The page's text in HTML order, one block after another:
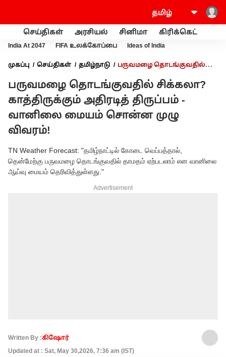
செய்திகள் அரசியல் சினிமா கிரிக்கெட்
India At 2047 FIFA உலக்கோப்பை Ideas of India
முகப்பு செய்திகள் தமிழ்நாடு
பருவமழை தொடங்குவதில்
சொன்ன முழு விவரம்!
பருவமழை தொடங்குவதில் சிக்கலா?
காத்திருக்கும் அதிரடித் திருப்பம் -
வானிலை மையம் சொன்ன முழு
விவரம்!
TN Weather Forecast: "தமிழ்நாட்டில் கோடை வெப்பத்தால்,
தென்மேற்கு பருவமழை தொடங்குவதில் தாமதம் ஏற்படலாம் என வானிலை
ஆய்வு மையம் தெரிவித்துள்ளது."
Advertisement
Written By :கிஷோர்
Updated at : Sat, May 30,2026, 7:36 am (IST)